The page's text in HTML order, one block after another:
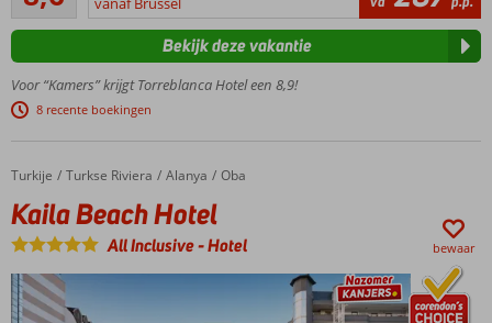
de
Treinstation
om de hoek
Torremolinos
of Malaga
tuin met 2
zwembaden
inclusive
genieten!
beoordelingen
Voor “Kamers” krijgt Torreblanca Hotel een 8,9!
8 recente boekingen
Bekijk deze vakantie
Home
Turkije Turkse Riviera Alanya Oba
Kaila Beach Hotel
Kaila Beach Hotel
All Inclusive-Hotel bewaar